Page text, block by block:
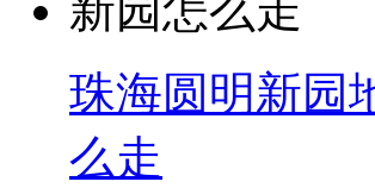
珠海圆明新园
么走